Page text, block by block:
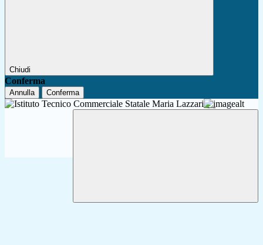
Chiudi
Conferma
Annulla Conferma